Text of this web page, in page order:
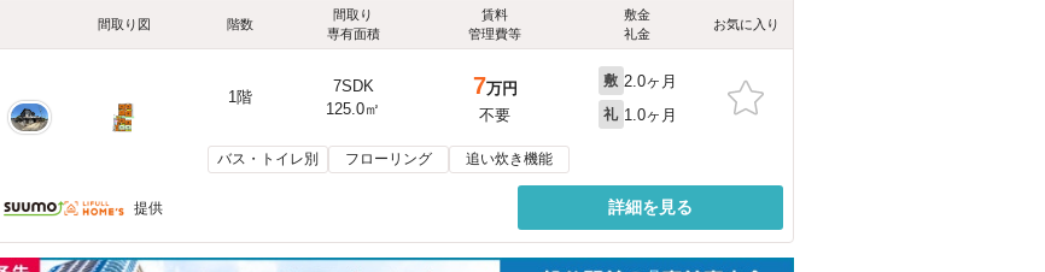
間取り図 階数
間取り
専有面積
賃料
管理費等
敷金
礼金
お気に入り
1階
7SDK
125.0㎡
7万円
不要
敷 2.0ヶ月
礼 1.0ヶ月
バス・トイレ別 フローリング 追い炊き機能
提供 詳細を見る